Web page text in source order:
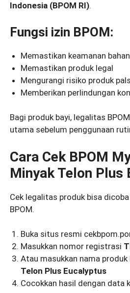
Indonesia (BPOM RI).
Fungsi izin BPOM:
Memastikan keamanan bahan
Memastikan produk legal
Mengurangi risiko produk
Memberikan perlindungan
Bagi produk bayi, legalitas
utama sebelum penggunaan
Cara Cek BPOM
Minyak Telon Plus
Cek legalitas produk bisa
BPOM.
Buka situs resmi
Masukkan nomor registrasi
Atau masukkan nama produk
Telon Plus Eucalyptus
Cocokkan hasil dengan data